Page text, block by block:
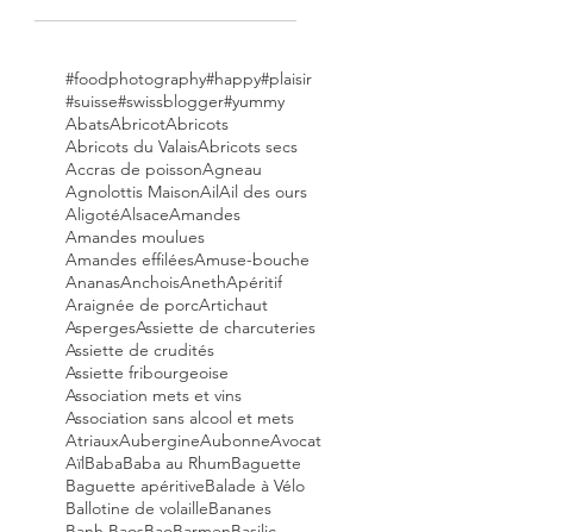
#foodphotography#happy#plaisir
#suisse#swissblogger#yummy
AbatsAbricotAbricots
Abricots du ValaisAbricots secs
Accras de poissonAgneau
Agnolottis MaisonAilAil des ours
AligotéAlsaceAmandes
Amandes moulues
Amandes effiléesAmuse-bouche
AnanasAnchoisAnethApéritif
Araignée de porcArtichaut
AspergesAssiette de charcuteries
Assiette de crudités
Assiette fribourgeoise
Association mets et vins
Association sans alcool et mets
AtriauxAubergineAubonneAvocat
AïlBabaBaba au RhumBaguette
Baguette apéritiveBalade à Vélo
Ballotine de volailleBananes